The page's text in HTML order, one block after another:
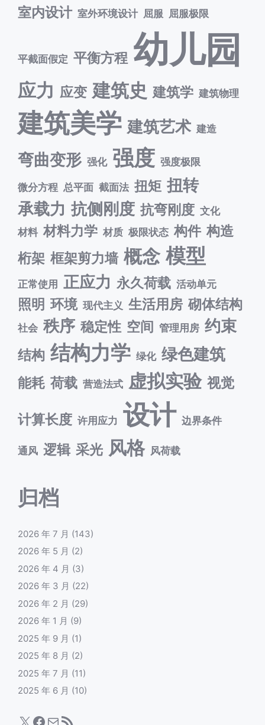
室内设计 室外环境设计 屈服 屈服极限
平截面假定 平衡方程 幼儿园
应力 应变 建筑史 建筑学 建筑物理
建筑美学 建筑艺术 建造
弯曲变形 强化 强度 强度极限
微分方程 总平面 截面法 扭矩 扭转
承载力 抗侧刚度 抗弯刚度 文化
材料 材料力学 材质 极限状态 构件 构造
桁架 框架剪力墙 概念 模型
正常使用 正应力 永久荷载 活动单元
照明 环境 现代主义 生活用房 砌体结构
社会 秩序 稳定性 空间 管理用房 约束
结构 结构力学 绿化 绿色建筑
能耗 荷载 营造法式 虚拟实验 视觉
计算长度 许用应力 设计 边界条件
通风 逻辑 采光 风格 风荷载
归档
2026 年 7 月 (143)
2026 年 5 月 (2)
2026 年 4 月 (3)
2026 年 3 月 (22)
2026 年 2 月 (29)
2026 年 1 月 (9)
2025 年 9 月 (1)
2025 年 8 月 (2)
2025 年 7 月 (11)
2025 年 6 月 (10)
X Facebook
电子邮件RSS Feed